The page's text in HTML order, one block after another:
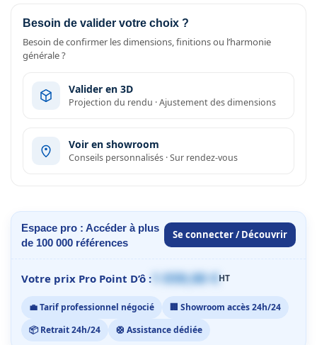
Besoin de valider votre choix ?
Besoin de confirmer les dimensions, finitions ou l’harmonie
générale ?
Valider en 3D
Projection du rendu · Ajustement des dimensions
Voir en showroom
Conseils personnalisés · Sur rendez-vous
Espace pro : Accéder à plus
de 100 000 références
Se connecter / Découvrir
Votre prix Pro Point D’ô : 1 059,00 €HT
💼 Tarif professionnel négocié
🏢 Showroom accès 24h/24
📦 Retrait 24h/24
🛟 Assistance dédiée